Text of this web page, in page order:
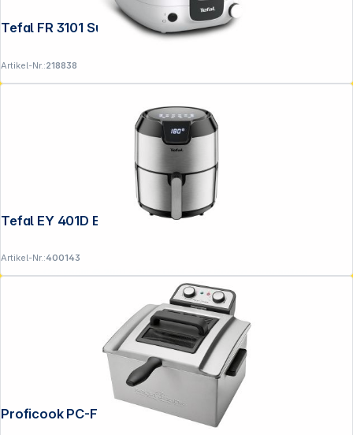
Tefal FR 3101 Super Uno Access
Artikel-Nr.:218838
Tefal EY 401D Easy Fry Deluxe
Artikel-Nr.:400143
Proficook PC-FR 1038
Copyright © 2001 - 2026 DGH - Alle Rechte vorbehalten.